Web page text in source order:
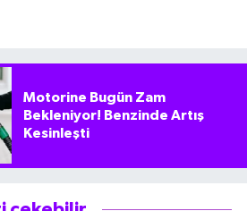
Motorine Bugün Zam
Bekleniyor! Benzinde Artış
Kesinleşti